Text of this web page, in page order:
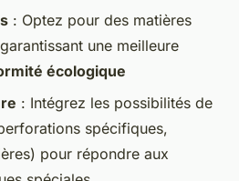
: Optez pour des matières
une meilleure
écologique
: Intégrez les possibilités de
spécifiques,
pour répondre aux